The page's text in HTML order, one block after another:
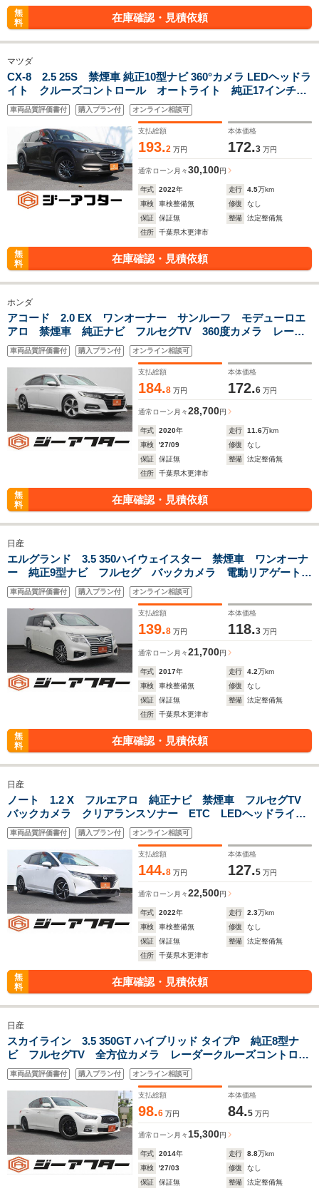
無
料
在庫確認・見積依頼
マツダ
CX-8 2.5 25S 禁煙車 純正10型ナビ 360°カメラ LEDヘッドラ
イト クルーズコントロール オートライト 純正17インチア
ルミホイール 電動格納式ミラー クルアランスソナー レン
タカーアップ
車両品質評価書付 購入プラン付 オンライン相談可
支払総額
193.2 万円
本体価格
172.3 万円
通常ローン 月々30,100円
年式 2022年 走行 4.5万km
車検
車検整備無 修復
なし
保証
保証無 整備
法定整備無
住所
千葉県木更津市
無
料
在庫確認・見積依頼
ホンダ
アコード 2.0 EX ワンオーナー サンルーフ モデューロエ
アロ 禁煙車 純正ナビ フルセグTV 360度カメラ レーダ
ークルーズコントロール LEDヘッドライト ホンダセンシン
グ ホンダインターナビ ETC
車両品質評価書付 購入プラン付 オンライン相談可
支払総額
184.8 万円
本体価格
172.6 万円
通常ローン 月々28,700円
年式 2020年 走行 11.6万km
車検
'27/09 修復
なし
保証
保証無 整備
法定整備無
住所
千葉県木更津市
無
料
在庫確認・見積依頼
日産
エルグランド 3.5 350ハイウェイスター 禁煙車 ワンオーナ
ー 純正9型ナビ フルセグ バックカメラ 電動リアゲート
両側電動スライドドア 半革シート LEDヘッドライト スマ
ートキー プッシュスタート
車両品質評価書付 購入プラン付 オンライン相談可
支払総額
139.8 万円
本体価格
118.3 万円
通常ローン 月々21,700円
年式 2017年 走行 4.2万km
車検
車検整備無 修復
なし
保証
保証無 整備
法定整備無
住所
千葉県木更津市
無
料
在庫確認・見積依頼
日産
ノート 1.2 X フルエアロ 純正ナビ 禁煙車 フルセグTV
バックカメラ クリアランスソナー ETC LEDヘッドライ
ト スマートキー 衝突軽減ブレーキ オートライト
車両品質評価書付 購入プラン付 オンライン相談可
支払総額
144.8 万円
本体価格
127.5 万円
通常ローン 月々22,500円
年式 2022年 走行 2.3万km
車検
車検整備無 修復
なし
保証
保証無 整備
法定整備無
住所
千葉県木更津市
無
料
在庫確認・見積依頼
日産
スカイライン 3.5 350GT ハイブリッド タイプP 純正8型ナ
ビ フルセグTV 全方位カメラ レーダークルーズコントロー
ル LEDヘッドライト シートヒーター ETC パワーシー
ト 電動格納ミラー
車両品質評価書付 購入プラン付 オンライン相談可
支払総額
98.6 万円
本体価格
84.5 万円
通常ローン 月々 15,300円
年式 2014年 走行 8.8万km
車検
'27/03 修復
なし
保証
保証無 整備
法定整備無